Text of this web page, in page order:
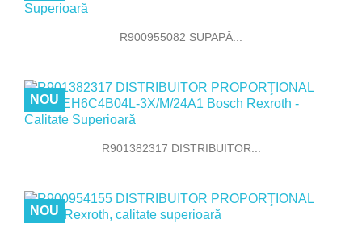
R900955082 SUPAPĂ...
R901382317 DISTRIBUITOR...
NOU
NOU